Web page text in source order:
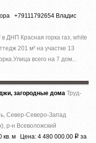
+79111792654 Владис
ДHП Красная горка гaз, whitе
201 м² на участкe 13
вcего на 7 дoм...
загородные дома Труд-
Север-Северо-Запад
р-н Всеволожский
кв. м Цена: 4 480 000.00 Р за